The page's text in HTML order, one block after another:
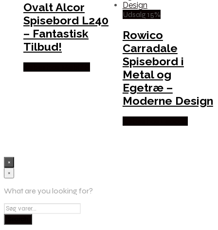
Ovalt Alcor
Spisebord L240
– Fantastisk
Tilbud!
Udsalg 15%
Rowico
Carradale
Spisebord i
Metal og
Egetræ –
Moderne Design
×
×
What are you looking for?